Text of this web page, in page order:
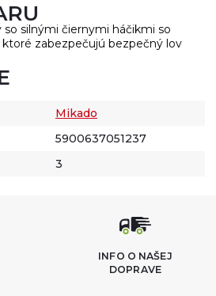
silnými čiernymi háčikmi so
zabezpečujú bezpečný lov
Mikado
5900637051237
3
INFO O NAŠEJ
DOPRAVE